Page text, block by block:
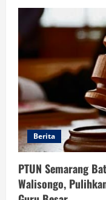
Berita
PTUN Semarang
Walisongo,